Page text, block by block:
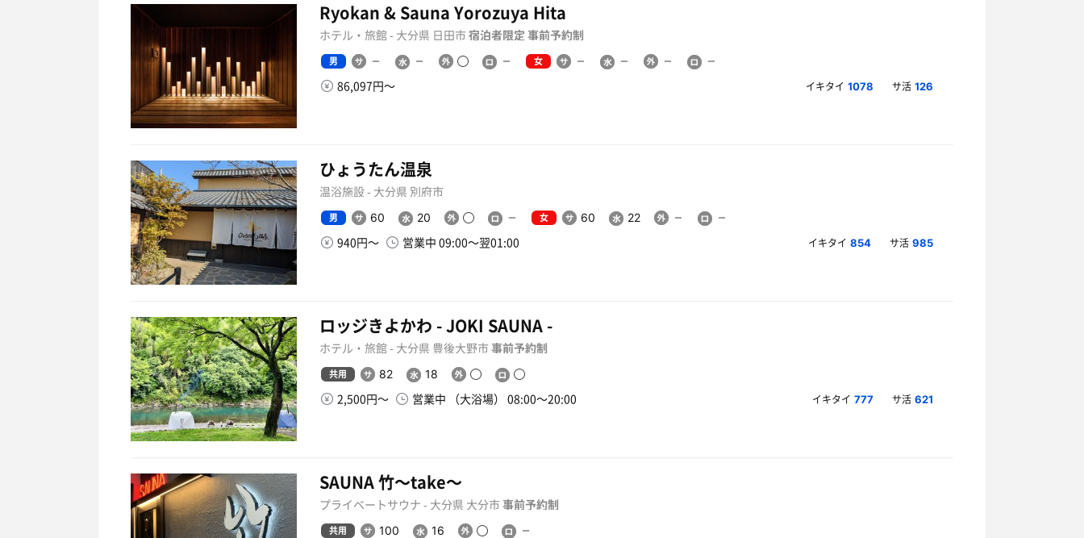
Ryokan & Sauna Yorozuya Hita
ホテル・旅館 - 大分県 日田市宿泊者限定 事前予約制
男 女
86,097円〜 イキタイ 1078 サ活 126
ひょうたん温泉
温浴施設 - 大分県 別府市
男 60 20 女 60 22
940円〜 営業中 09:00〜翌01:00 イキタイ 854 サ活 985
ロッジきよかわ - JOKI SAUNA -
ホテル・旅館 - 大分県 豊後大野市事前予約制
共用 82 18
2,500円〜 営業中 （大浴場） 08:00〜20:00 イキタイ 777 サ活 621
SAUNA 竹〜take〜
プライベートサウナ - 大分県 大分市事前予約制
共用 100 16